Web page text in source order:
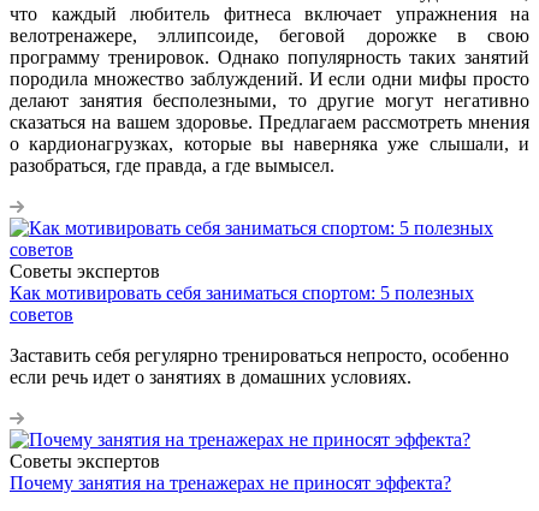
что каждый любитель фитнеса включает упражнения на
велотренажере, эллипсоиде, беговой дорожке в свою
программу тренировок. Однако популярность таких занятий
породила множество заблуждений. И если одни мифы просто
делают занятия бесполезными, то другие могут негативно
сказаться на вашем здоровье. Предлагаем рассмотреть мнения
о кардионагрузках, которые вы наверняка уже слышали, и
разобраться, где правда, а где вымысел.
Советы экспертов
Как мотивировать себя заниматься спортом: 5 полезных
советов
Заставить себя регулярно тренироваться непросто, особенно
если речь идет о занятиях в домашних условиях.
Советы экспертов
Почему занятия на тренажерах не приносят эффекта?